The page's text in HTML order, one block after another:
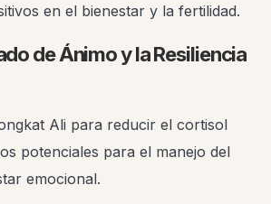
en el bienestar y la fertilidad.
de Ánimo y la Resiliencia
Ali para reducir el cortisol
potenciales para el manejo del
emocional.